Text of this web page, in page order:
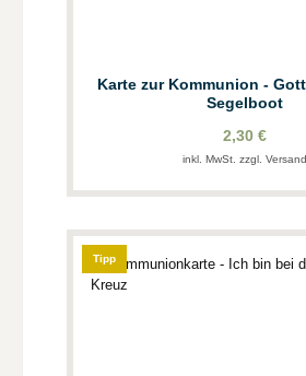
Karte zur Kommunion - Gottes Kinder &
Segelboot
2,30 €
inkl. MwSt. zzgl. Versand
Tipp